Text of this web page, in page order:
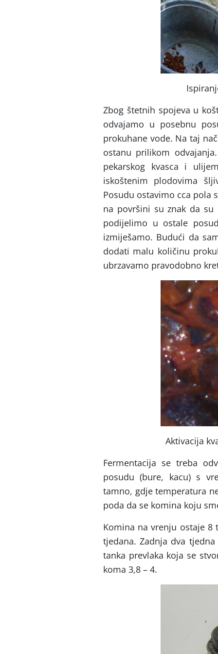
Zbog štetnih spojeva u
odvajamo u posebnu
prokuhane vode. Na taj
ostanu prilikom
pekarskog kvasca i
iskoštenim plodovima
Posudu ostavimo cca pola
na površini su znak da
podijelimo u ostale
izmiješamo. Budući da
dodati malu količinu
ubrzavamo pravodobno
Aktivacija
Fermentacija se treba
posudu (bure, kacu) s
tamno, gdje temperatura
poda da se komina koju
Komina na vrenju ostaje
tjedana. Zadnja dva
tanka prevlaka koja se
koma 3,8 – 4.